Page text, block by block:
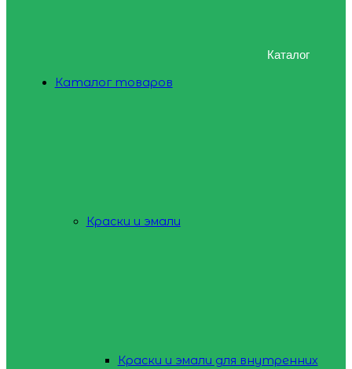
Каталог
Каталог товаров
Краски и эмали
Краски и эмали для внутренних